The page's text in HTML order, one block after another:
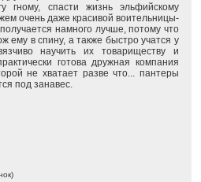
гному, спасти жизнь эльфийскому
очень даже красивой воительницы-
намного лучше, потому что
ему в спину, а также быстро учатся у
научить их товариществу и
готова дружная компания
не хватает разве что... пантеры
под занавес.